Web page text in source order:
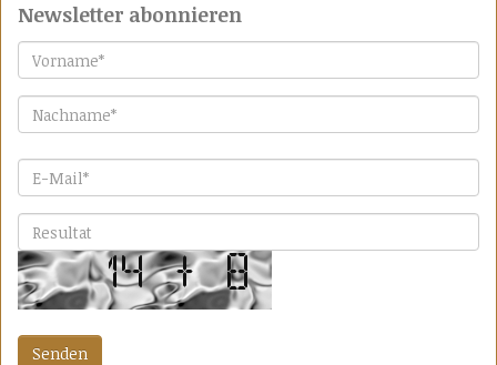
Newsletter abonnieren
Vorname
Nachname
E-Mail*
Bitte lösen Sie die Aufgabe